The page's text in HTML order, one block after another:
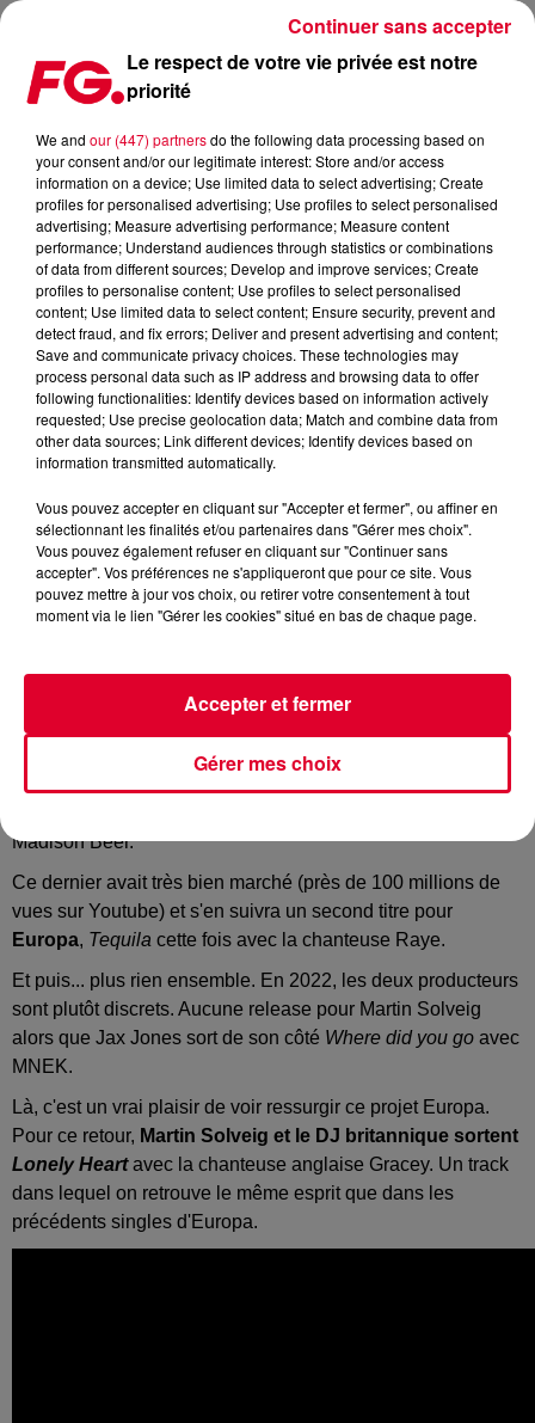
EUROPA, ALIAS MARTIN SOLVEIG ET JAX JONES, (ENFIN) DE
Publié : 8 juin 2022 à 7h47 par Antony HARARI
Europa de retour avec Lonely Heart
Facebook Officiel Jax Jones
On n'y croyait plus trop, il faut le reconnaître. En 2019,
Martin Solveig et Jax Jones ont entamé
Madison Beer.
Ce dernier avait très bien marché (près de 100 millions de
vues sur Youtube) et s'en suivra un second titre pour
Europa, Tequila cette fois avec la chanteuse Raye.
Et puis... plus rien ensemble. En 2022, les deux producteurs
sont plutôt discrets. Aucune release pour Martin Solveig
alors que Jax Jones sort de son côté Where did you go avec
MNEK.
Là, c'est un vrai plaisir de voir ressurgir ce projet Europa.
Pour ce retour, Martin Solveig et le DJ britannique sortent
Lonely Heartavec la chanteuse anglaise Gracey. Un track
dans lequel on retrouve le même esprit que dans les
précédents singles d'Europa.
Le respect de votre vie privée est notre
priorité
We and our (447) partnersdo the following data processing based on
your consent and/or our legitimate interest: Store and/or access
information on a device; Use limited data to select advertising; Create
profiles for personalised advertising; Use profiles to select personalised
advertising; Measure advertising performance; Measure content
performance; Understand audiences through statistics or combinations
of data from different sources; Develop and improve services; Create
profiles to personalise content; Use profiles to select personalised
content; Use limited data to select content; Ensure security, prevent and
detect fraud, and fix errors; Deliver and present advertising and content;
Save and communicate privacy choices. These technologies may
process personal data such as IP address and browsing data to offer
following functionalities: Identify devices based on information actively
requested; Use precise geolocation data; Match and combine data from
other data sources; Link different devices; Identify devices based on
information transmitted automatically.
Vous pouvez accepter en cliquant sur "Accepter et fermer", ou affiner en
sélectionnant les finalités et/ou partenaires dans "Gérer mes choix".
Vous pouvez également refuser en cliquant sur "Continuer sans
accepter". Vos préférences ne s'appliqueront que pour ce site. Vous
pouvez mettre à jour vos choix, ou retirer votre consentement à tout
moment via le lien "Gérer les cookies" situé en bas de chaque page.
Gérer mes choix
Accepter et fermer
Continuer sans accepter